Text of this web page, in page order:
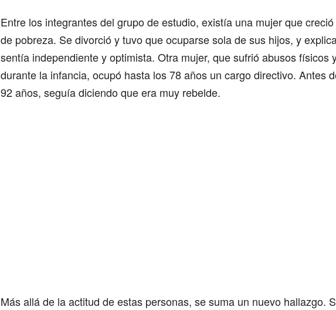
Entre los integrantes del grupo de estudio, existía una mujer que
de pobreza. Se divorció y tuvo que ocuparse sola de sus hijos, y
sentía independiente y optimista. Otra mujer, que sufrió abusos físicos
durante la infancia, ocupó hasta los 78 años un cargo directivo. Antes
92 años, seguía diciendo que era muy rebelde.
Más allá de la actitud de estas personas, se suma un nuevo hallazgo.